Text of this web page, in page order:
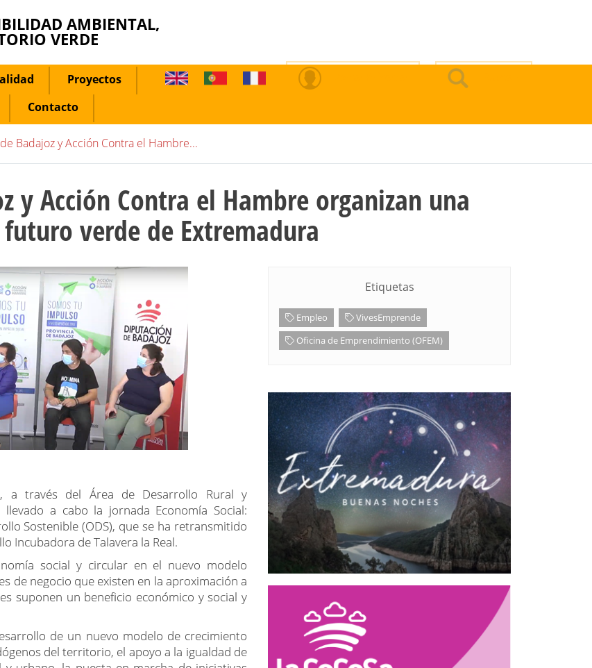
AMBIENTAL,
VERDE
Proyectos
Contacto
Badajoz y Acción Contra el Hambre...
y Acción Contra el Hambre organizan una
verde de Extremadura
a través del Área de Desarrollo Rural y
a cabo la jornada Economía Social:
Sostenible (ODS), que se ha retransmitido
Incubadora de Talavera la Real.
social y circular en el nuevo modelo
de negocio que existen en la aproximación a
suponen un beneficio económico y social y
Etiquetas
Empleo
VivesEmprende
Oficina de Emprendimiento (OFEM)